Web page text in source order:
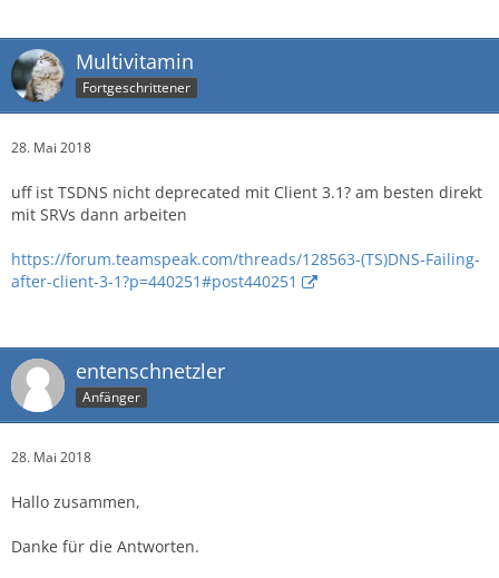
Multivitamin
Fortgeschrittener
28. Mai 2018
uff ist TSDNS nicht deprecated mit Client 3.1? am besten direkt
mit SRVs dann arbeiten
https://forum.teamspeak.com/threads/128563-(TS)DNS-Failing-
after-client-3-1?p=440251#post440251
entenschnetzler
Anfänger
28. Mai 2018
Hallo zusammen,
Danke für die Antworten.